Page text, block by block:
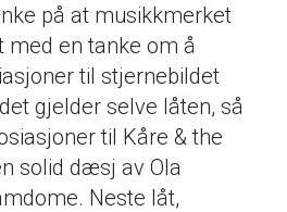
på at musikkmerket
med en tanke om å
til stjernebildet
gjelder selve låten, så
til Kåre & the
solid dæsj av Ola
Neste låt,